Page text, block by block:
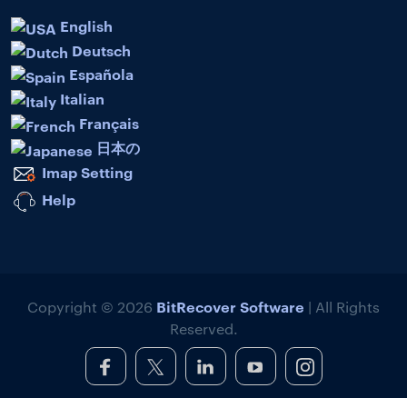
English
Deutsch
Española
Italian
Français
日本の
Imap Setting
Help
Copyright © 2026 BitRecover Software | All Rights
Reserved.